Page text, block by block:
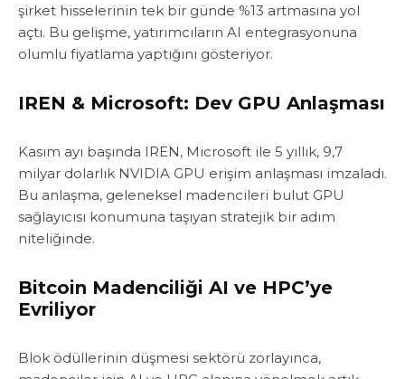
şirket hisselerinin tek bir günde %13 artmasına yol
açtı. Bu gelişme, yatırımcıların AI entegrasyonuna
olumlu fiyatlama yaptığını gösteriyor.
IREN & Microsoft: Dev GPU Anlaşması
Kasım ayı başında IREN, Microsoft ile 5 yıllık, 9,7
milyar dolarlık NVIDIA GPU erişim anlaşması imzaladı.
Bu anlaşma, geleneksel madencileri bulut GPU
sağlayıcısı konumuna taşıyan stratejik bir adım
niteliğinde.
Bitcoin Madenciliği AI ve HPC’ye
Evriliyor
Blok ödüllerinin düşmesi sektörü zorlayınca,